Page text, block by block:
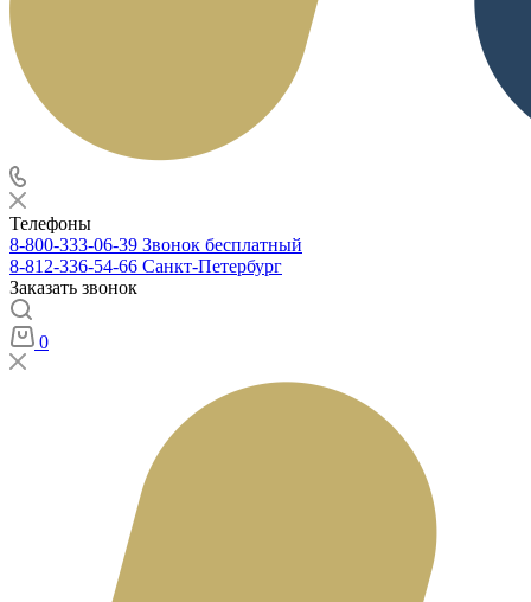
Телефоны
8-800-333-06-39 Звонок бесплатный
8-812-336-54-66 Санкт-Петербург
Заказать звонок
0